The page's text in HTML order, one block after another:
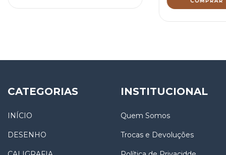
CATEGORIAS
INÍCIO
DESENHO
INSTITUCIONAL
Quem Somos
Trocas e Devoluções